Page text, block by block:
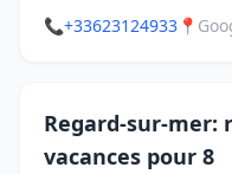
📞+33623124933 📍
Regard-sur-mer:
vacances pour 8